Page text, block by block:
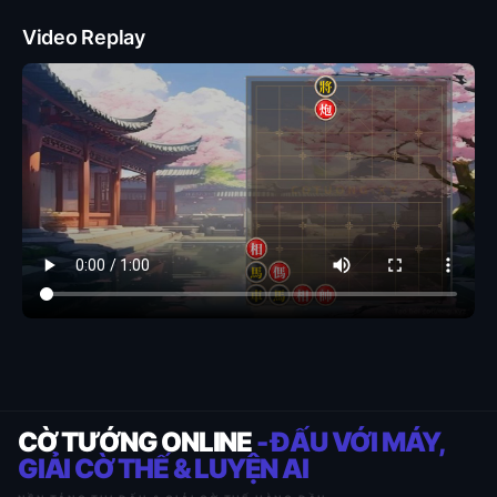
Video Replay
CỜ TƯỚNG ONLINE- ĐẤU VỚI MÁY,
GIẢI CỜ THẾ & LUYỆN AI